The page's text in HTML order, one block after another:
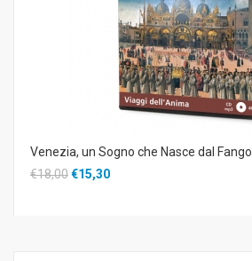
Venezia, un Sogno che Nasce dal Fango
€18,00€15,30